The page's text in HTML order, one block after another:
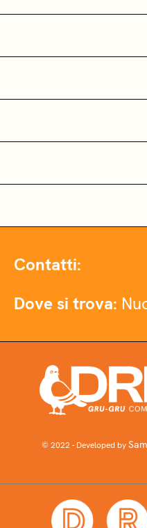
Contatti:
Dove si trova:
© 2022 - Developed by